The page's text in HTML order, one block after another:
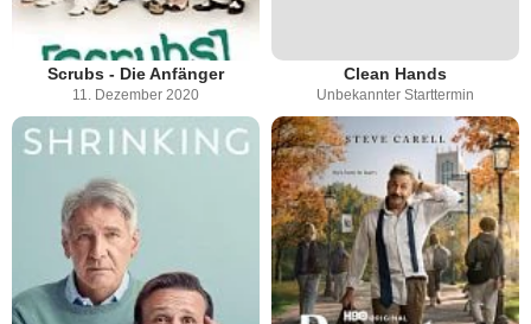
Scrubs - Die Anfänger
11. Dezember 2020
Clean Hands
Unbekannter Starttermin